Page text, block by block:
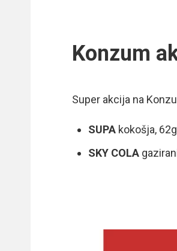
Konzum
Super akcija na
SUPA kokošja,
SKY COLA